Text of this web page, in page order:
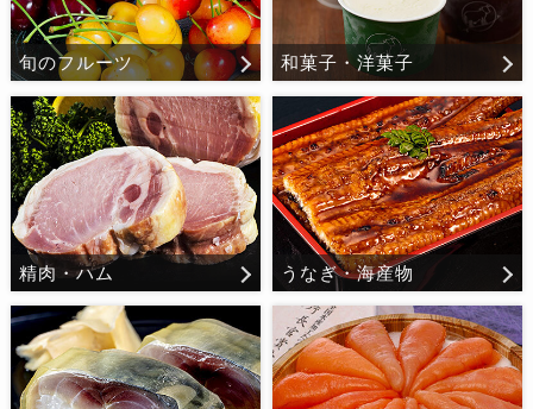
旬のフルーツ 和菓子・洋菓子
精肉・ハム うなぎ・海産物